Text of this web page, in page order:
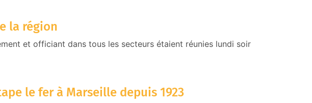
la région
et officiant dans tous les secteurs étaient réunies lundi soir
le fer à Marseille depuis 1923